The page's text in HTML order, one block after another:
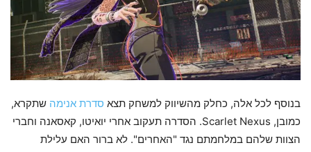
בנוסף לכל אלה, כחלק מהשיווק למשחק תצא סדרת אנימה שתקרא,
כמובן, Scarlet Nexus. הסדרה תעקוב אחרי יואיטו, קאסאנה וחברי
הצוות שלהם במלחמתם נגד "האחרים". לא ברור האם עלילת